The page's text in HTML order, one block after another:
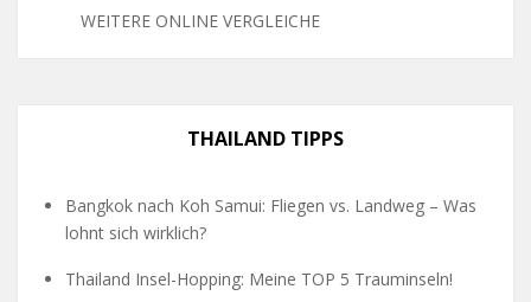
WEITERE ONLINE VERGLEICHE
THAILAND TIPPS
Bangkok nach Koh Samui: Fliegen vs. Landweg – Was
lohnt sich wirklich?
Thailand Insel-Hopping: Meine TOP 5 Trauminseln!